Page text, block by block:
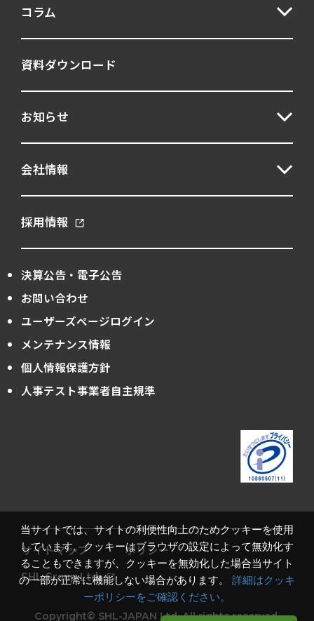
当サイトでは、サイトの利便性向上のためクッキーを使用
しています。クッキーはブラウザの設定によって無効化す
ることもできますが、クッキーを無効化した場合当サイト
の一部が正常に機能しない場合があります。
詳細はクッキ
ーポリシーをご確認ください。
コラム
資料ダウンロード
お知らせ
会社情報
採用情報
決算公告・電子公告
お問い合わせ
ユーザーズページログイン
メンテナンス情報
個人情報保護方針
人事テスト事業者自主規準
サイトマップ
ポリシー
SHL Group Ltd.
Copyright© SHL-JAPAN Ltd. All rights reserved.